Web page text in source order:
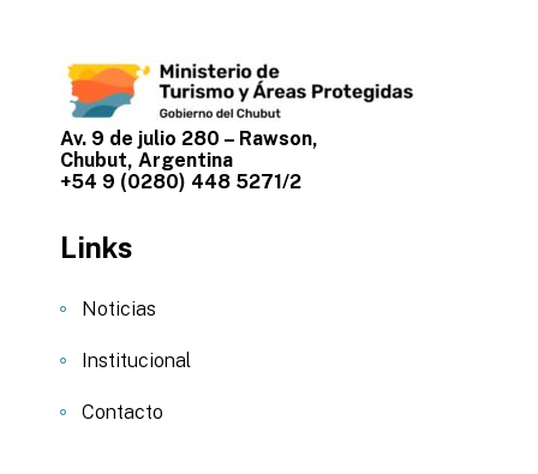
Av. 9 de julio 280 – Rawson,
Chubut, Argentina
+54 9 (0280) 448 5271/2
Links
Noticias
Institucional
Contacto